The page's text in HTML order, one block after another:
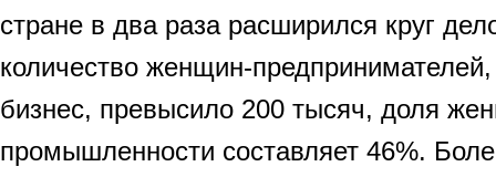
стране в два раза расширился круг
количество женщин-
бизнес, превысило 200 тысяч, доля
промышленности составляет 46%.